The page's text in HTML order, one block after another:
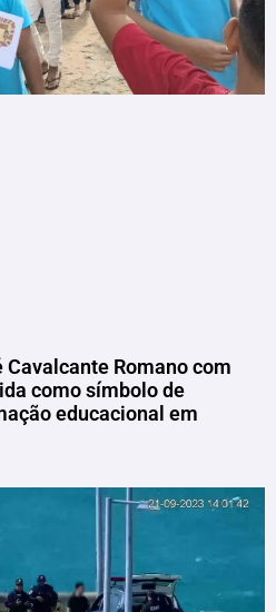
Romano com
como símbolo de
educacional em